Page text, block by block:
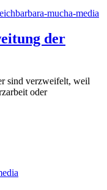
der
sind verzweifelt, weil
oder